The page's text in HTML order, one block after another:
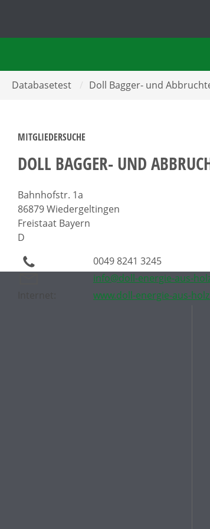
Databasetest / Doll Bagger- und
MITGLIEDERSUCHE
DOLL BAGGER- UND
Bahnhofstr. 1a
86879 Wiedergeltingen
Freistaat Bayern
D
0049 8241 3245
info@doll-energie-aus-
www.doll-energie-aus-